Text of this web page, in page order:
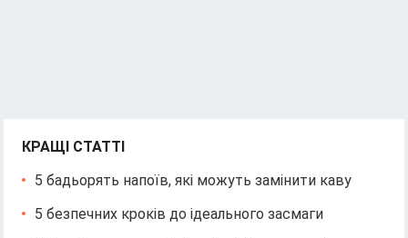
КРАЩІ СТАТТІ
5 бадьорять напоїв, які можуть замінити каву
5 безпечних кроків до ідеального засмаги